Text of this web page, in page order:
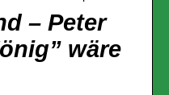
– Peter
wäre